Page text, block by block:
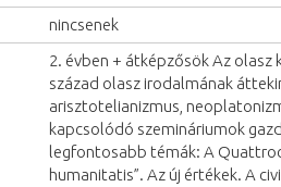
nincsenek
2. évben + átképzősök Az olasz
század olasz irodalmának
arisztotelianizmus,
kapcsolódó szemináriumok
legfontosabb témák: A
humanitatis”. Az új értékek. A